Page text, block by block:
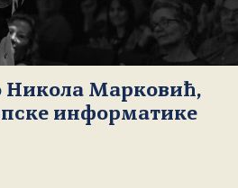
Марковић,
информатике